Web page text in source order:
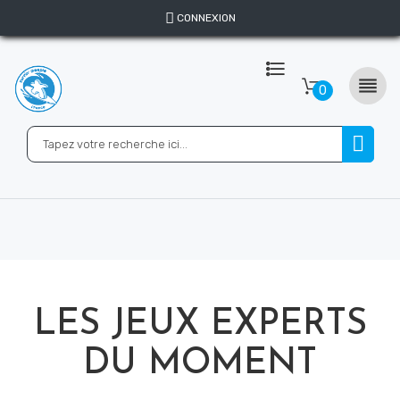
CONNEXION
0 
LES JEUX EXPERTS
DU MOMENT